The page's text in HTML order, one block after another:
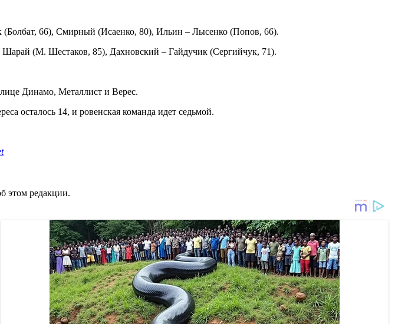
66), Смирный (Исаенко, 80), Ильин – Лысенко (Попов, 66).
(М. Шестаков, 85), Дахновский – Гайдучик (Сергийчук, 71).
Динамо, Металлист и Верес.
осталось 14, и ровенская команда идет седьмой.
этом редакции.